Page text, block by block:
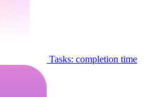
Tasks: completion time